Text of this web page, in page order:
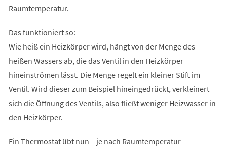
Raumtemperatur.
Das funktioniert so:
Wie heiß ein Heizkörper wird, hängt von der Menge des
heißen Wassers ab, die das Ventil in den Heizkörper
hineinströmen lässt. Die Menge regelt ein kleiner Stift im
Ventil. Wird dieser zum Beispiel hineingedrückt, verkleinert
sich die Öffnung des Ventils, also fließt weniger Heizwasser in
den Heizkörper.
Ein Thermostat übt nun – je nach Raumtemperatur –